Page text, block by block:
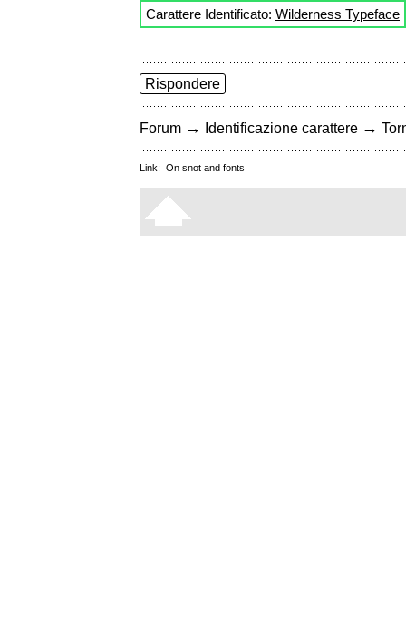
Carattere Identificato: Wilderness Typeface
Rispondere
Forum → Identificazione carattere →
Link: On snot and fonts